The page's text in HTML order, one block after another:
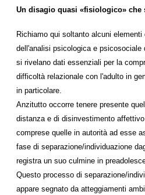
Un disagio quasi «fisiologico» che
Richiamo qui soltanto alcuni
dell'analisi psicologica e psicosociale
si rivelano dati essenziali per la
difficoltà relazionale con l'adulto in
in particolare.
Anzitutto occorre tenere presente
distanza e di disinvestimento
comprese quelle in autorità ad esse
fase di separazione/individuazione
registra un suo culmine in
Questo processo di separazione/
appare segnato da atteggiamenti